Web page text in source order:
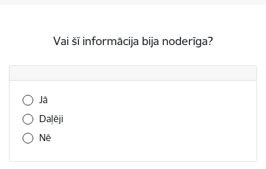
Vai šī informācija bija noderīga?
Vai šī informācija bija noderīga?
Jā
Daļēji
Nē